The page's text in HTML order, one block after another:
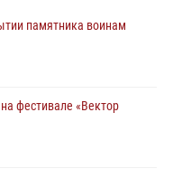
памятника воинам
фестивале «Вектор